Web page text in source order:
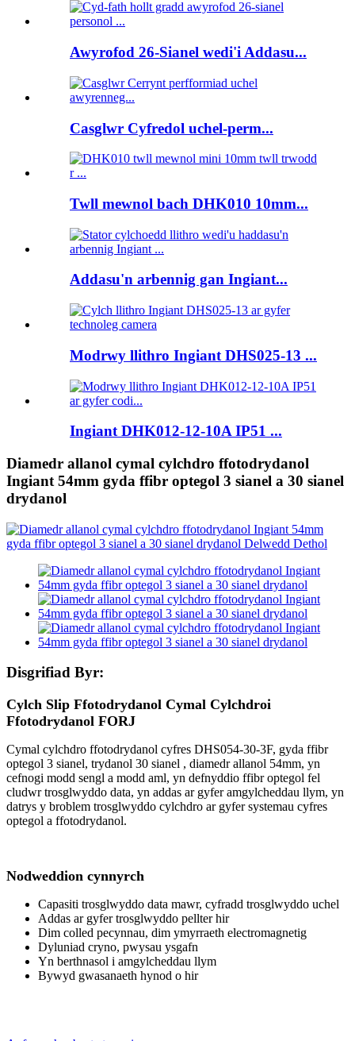
Awyrofod 26-Sianel wedi'i Addasu...
Casglwr Cyfredol uchel-perm...
Twll mewnol bach DHK010 10mm...
Addasu'n arbennig gan Ingiant...
Modrwy llithro Ingiant DHS025-13 ...
Ingiant DHK012-12-10A IP51 ...
Diamedr allanol cymal cylchdro ffotodrydanol
Ingiant 54mm gyda ffibr optegol 3 sianel a 30 sianel
drydanol
Disgrifiad Byr:
Cylch Slip Ffotodrydanol Cymal Cylchdroi
Ffotodrydanol FORJ
Cymal cylchdro ffotodrydanol cyfres DHS054-30-3F, gyda ffibr
optegol 3 sianel, trydanol 30 sianel , diamedr allanol 54mm, yn
cefnogi modd sengl a modd aml, yn defnyddio ffibr optegol fel
cludwr trosglwyddo data, yn addas ar gyfer amgylcheddau llym, yn
datrys y broblem trosglwyddo cylchdro ar gyfer systemau cyfres
optegol a ffotodrydanol.
Nodweddion cynnyrch
Capasiti trosglwyddo data mawr, cyfradd trosglwyddo uchel
Addas ar gyfer trosglwyddo pellter hir
Dim colled pecynnau, dim ymyrraeth electromagnetig
Dyluniad cryno, pwysau ysgafn
Yn berthnasol i amgylcheddau llym
Bywyd gwasanaeth hynod o hir